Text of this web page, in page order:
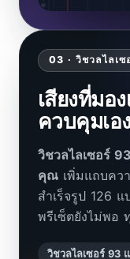
03 · วิชวลไลเ
เสียงที่มอ
ควบคุมเอ
วิชวลไลเซอร์
คุณ เพิ่มแถบคว
สำเร็จรูป 126
พรีเซ็ตยังไม่พอ
วิชวลไลเซอร์ 93